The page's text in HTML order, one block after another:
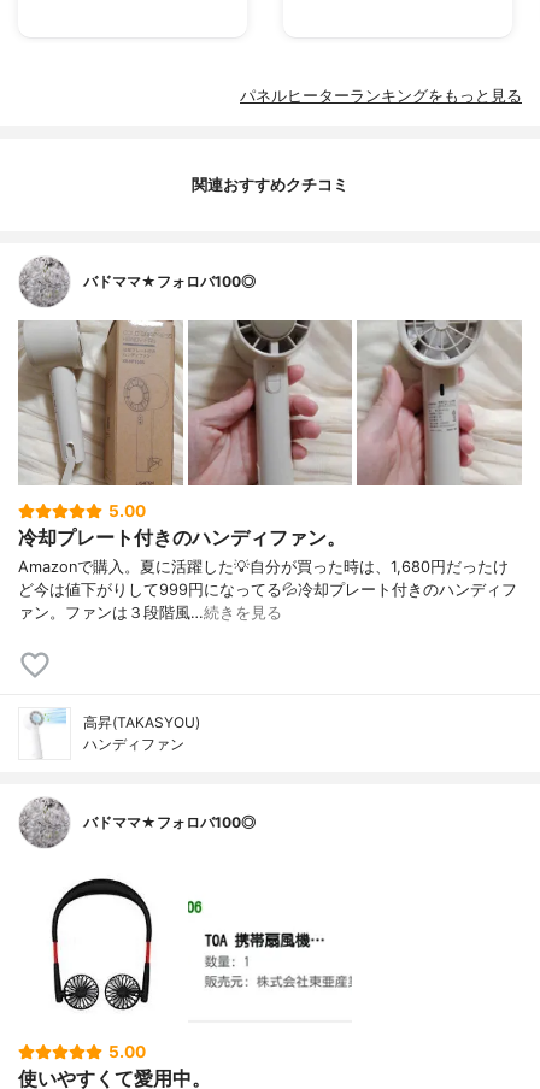
パネルヒーターランキングをもっと見る
関連おすすめクチコミ
バドママ★フォロバ100◎
5.00
冷却プレート付きのハンディファン。
Amazonで購入。夏に活躍した💡自分が買った時は、1,680円だったけ
ど今は値下がりして999円になってる💦冷却プレート付きのハンディフ
ァン。ファンは３段階風…続きを見る
高昇(TAKASYOU)
ハンディファン
バドママ★フォロバ100◎
5.00
使いやすくて愛用中。